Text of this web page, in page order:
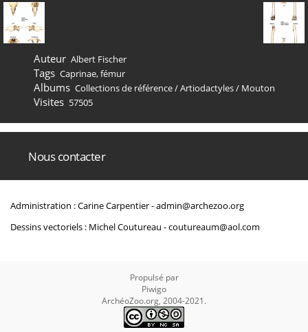
Auteur Albert Fischer
Tags Caprinae,fémur
Albums Collections de référence/Artiodactyles/ Mouton
Visites 57505
Nous contacter
Administration : Carine Carpentier -admin@archezoo.org
Dessins vectoriels : Michel Coutureau -coutureaum@aol.com
Propulsé par
Piwigo
ArchéoZoo.org, 2004-2021.